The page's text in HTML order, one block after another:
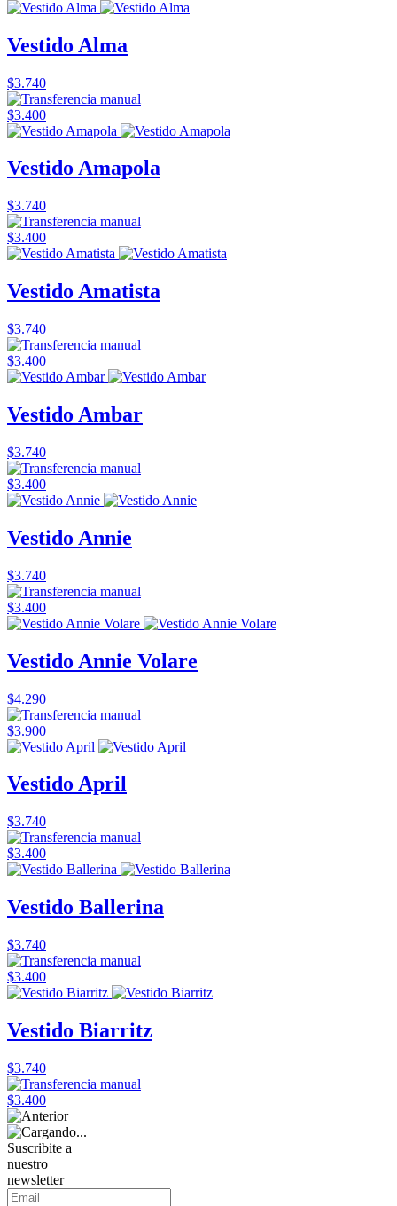
Vestido Alma
$3.740
$3.400
Vestido Amapola
$3.740
$3.400
Vestido Amatista
$3.740
$3.400
Vestido Ambar
$3.740
$3.400
Vestido Annie
$3.740
$3.400
Vestido Annie Volare
$4.290
$3.900
Vestido April
$3.740
$3.400
Vestido Ballerina
$3.740
$3.400
Vestido Biarritz
$3.740
$3.400
Suscribite a
nuestro
newsletter